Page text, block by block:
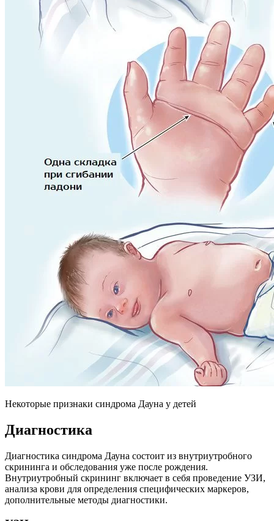
Некоторые признаки синдрома Дауна у детей
Диагностика
Диагностика синдрома Дауна состоит из внутриутробного
скрининга и обследования уже после рождения.
Внутриутробный скрининг включает в себя проведение УЗИ,
анализа крови для определения специфических маркеров,
дополнительные методы диагностики.